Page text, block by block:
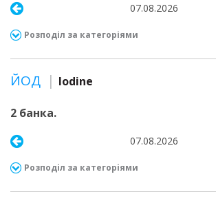
07.08.2026
Розподіл за категоріями
ЙОД Iodine
2 банка.
07.08.2026
Розподіл за категоріями